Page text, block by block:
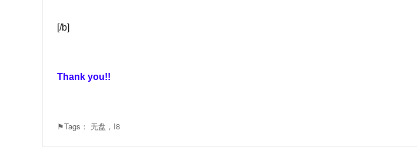
[/b]
Thank you!!
⚑Tags： 无盘，I8